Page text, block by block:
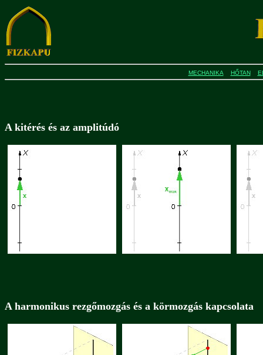
MECHANIKA HŐTAN
A kitérés és az amplitúdó
A harmonikus rezgőmozgás és a körmozgás kapcsolata